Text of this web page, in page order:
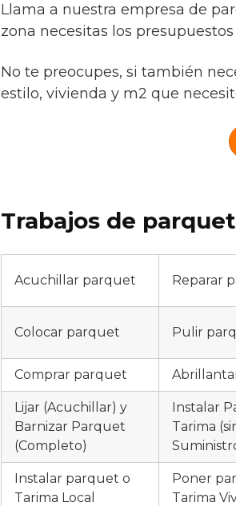
Llama a nuestra empresa de
zona necesitas los
No te preocupes, si también
estilo, vivienda y m2 que
Trabajos de
Acuchillar parquet Reparar
Colocar parquet Pulir
Comprar parquet
Lijar (Acuchillar) y
Barnizar Parquet
(Completo)
Instalar
Tarima
Instalar parquet o
Tarima Local
Poner
Tarima